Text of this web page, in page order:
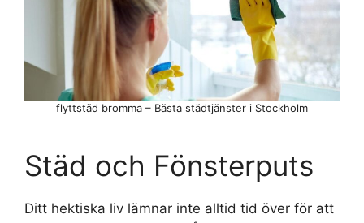
flyttstäd bromma – Bästa städtjänster i Stockholm
Städ och Fönsterputs
Ditt hektiska liv lämnar inte alltid tid över för att